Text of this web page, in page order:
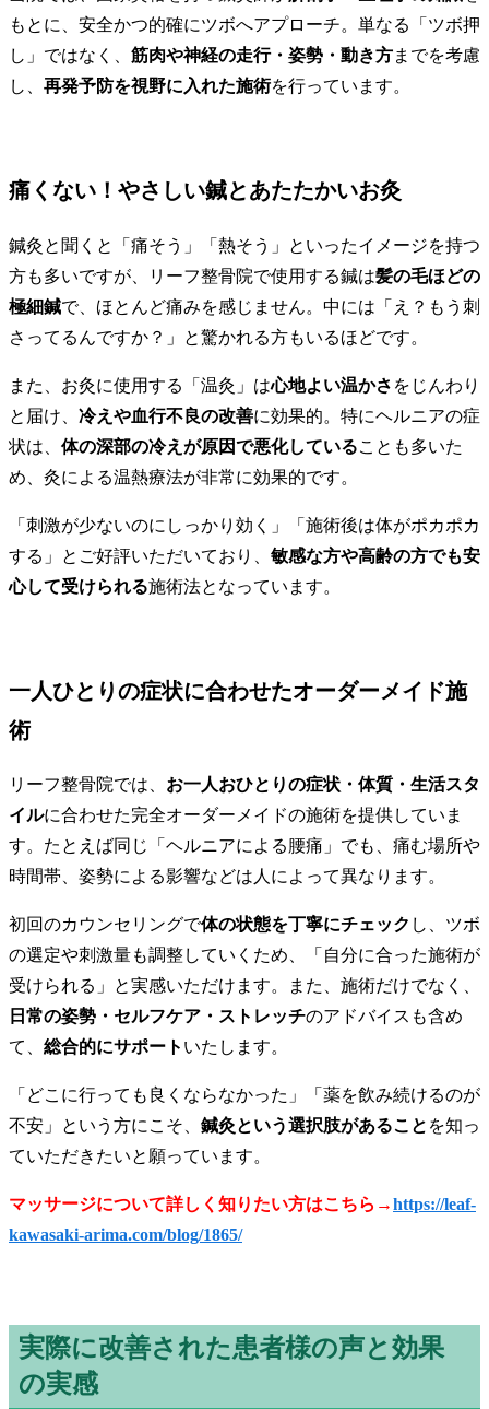
もとに、安全かつ的確にツボへアプローチ。単なる「ツボ押
し」ではなく、 筋肉や神経の走行・姿勢・動き方までを考慮
し、 再発予防を視野に入れた施術を行っています。
痛くない！やさしい鍼とあたたかいお灸
鍼灸と聞くと「痛そう」「熱そう」といったイメージを持つ
方も多いですが、リーフ整骨院で使用する鍼は髪の毛ほどの
極細鍼で、ほとんど痛みを感じません。中には「え？もう刺
さってるんですか？」と驚かれる方もいるほどです。
また、お灸に使用する「温灸」は心地よい温かさ をじんわり
と届け、 冷えや血行不良の改善に効果的。特にヘルニアの症
状は、 体の深部の冷えが原因で悪化していることも多いた
め、灸による温熱療法が非常に効果的です。
「刺激が少ないのにしっかり効く」「施術後は体がポカポカ
する」とご好評いただいており、 敏感な方や高齢の方でも安
心して受けられる施術法となっています。
一人ひとりの症状に合わせたオーダーメイド施
術
リーフ整骨院では、 お一人おひとりの症状・体質・生活スタ
イルに合わせた完全オーダーメイドの施術を提供していま
す。たとえば同じ「ヘルニアによる腰痛」でも、痛む場所や
時間帯、姿勢による影響などは人によって異なります。
初回のカウンセリングで体の状態を丁寧にチェック し、ツボ
の選定や刺激量も調整していくため、「自分に合った施術が
受けられる」と実感いただけます。また、施術だけでなく、
日常の姿勢・セルフケア・ストレッチのアドバイスも含め
て、 総合的にサポート いたします。
「どこに行っても良くならなかった」「薬を飲み続けるのが
不安」という方にこそ、 鍼灸という選択肢があること を知っ
ていただきたいと願っています。
マッサージについて詳しく知りたい方はこちら→https://leaf-
kawasaki-arima.com/blog/1865/
実際に改善された患者様の声と効果
の実感